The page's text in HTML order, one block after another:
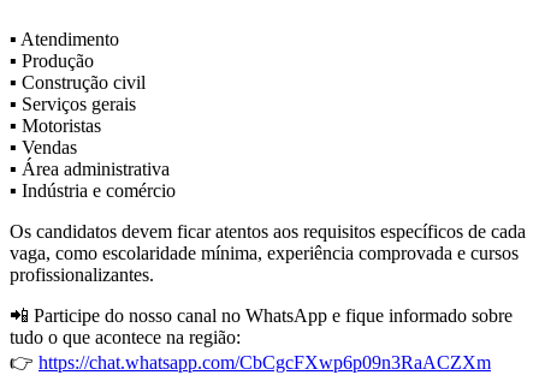
▪️ Atendimento
▪️ Produção
▪️ Construção civil
▪️ Serviços gerais
▪️ Motoristas
▪️ Vendas
▪️ Área administrativa
▪️ Indústria e comércio
Os candidatos devem ficar atentos aos requisitos específicos de cada
vaga, como escolaridade mínima, experiência comprovada e cursos
profissionalizantes.
📲 Participe do nosso canal no WhatsApp e fique informado sobre
tudo o que acontece na região:
👉 https://chat.whatsapp.com/CbCgcFXwp6p09n3RaACZXm